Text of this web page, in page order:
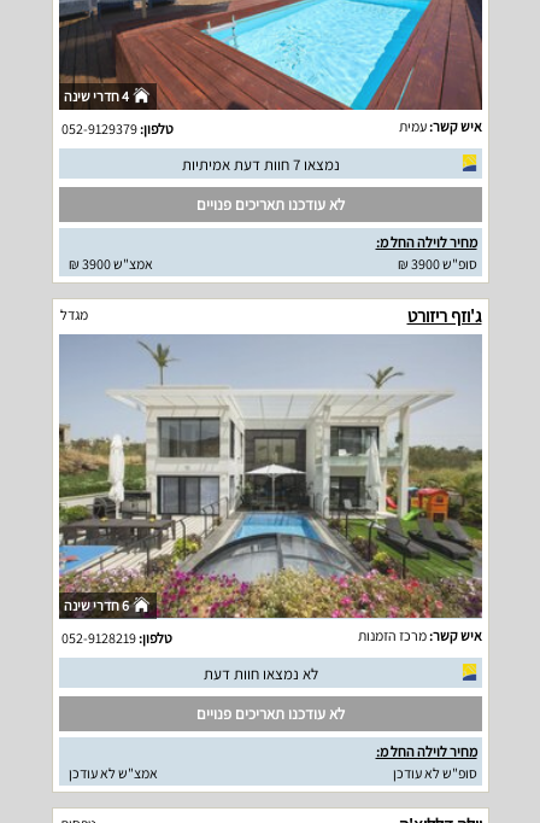
4 חדרי שינה
איש קשר:עמית טלפון:052-9129379
נמצאו 7 חוות דעת אמיתיות
לא עודכנו תאריכים פנויים
מחיר לוילה החל מ:
סופ"ש 3900 ₪
אמצ"ש 3900 ₪
ג'וזף ריזורט מגדל
6 חדרי שינה
איש קשר:מרכז הזמנות טלפון:052-9128219
לא נמצאו חוות דעת
לא עודכנו תאריכים פנויים
מחיר לוילה החל מ:
סופ"ש לא עודכן
אמצ"ש לא עודכן